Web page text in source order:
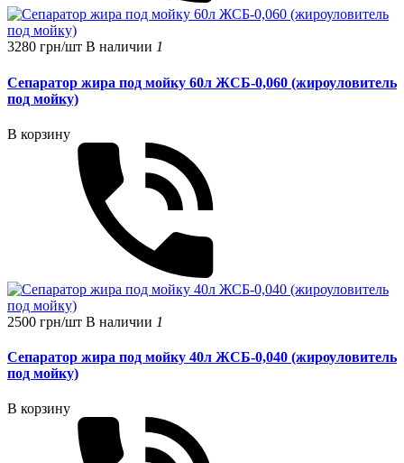
3280 грн/шт В наличии 1
Сепаратор жира под мойку 60л ЖСБ-0,060 (жироуловитель
под мойку)
В корзину
2500 грн/шт В наличии 1
Сепаратор жира под мойку 40л ЖСБ-0,040 (жироуловитель
под мойку)
В корзину